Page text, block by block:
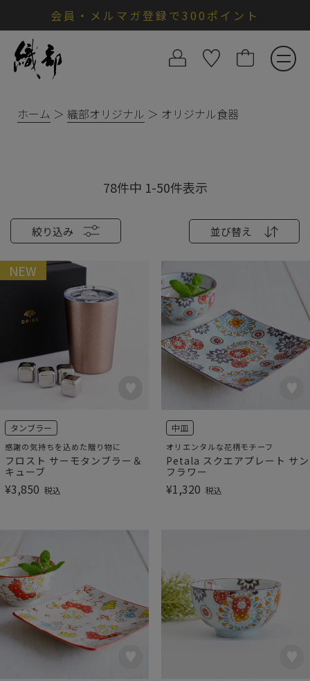
会員・メルマガ登録で300ポイント
ホーム 織部オリジナル オリジナル食器
絞り込み 並び替え
78件中 1-50件表示
NEW
タンブラー
感謝の気持ちを込めた贈り物に
フロスト サーモタンブラー＆
キューブ
¥3,850 税込
中皿
オリエンタルな花柄モチーフ
Petala スクエアプレート サン
フラワー
¥1,320 税込